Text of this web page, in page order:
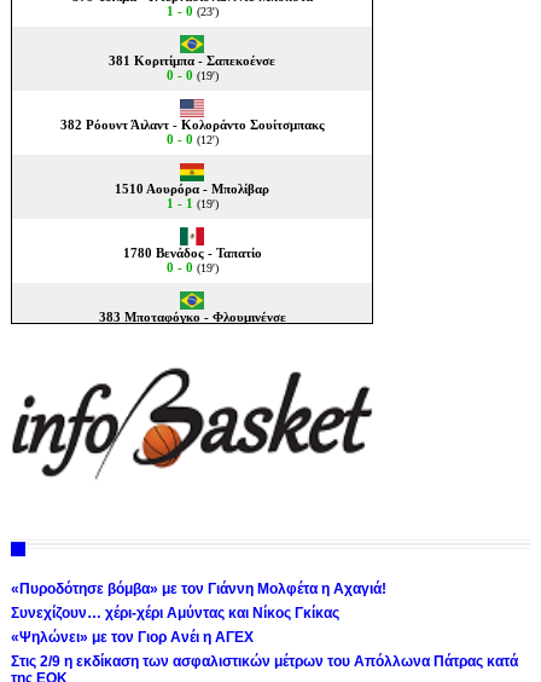
«Πυροδότησε βόμβα» με τον Γιάννη Μολφέτα η Αχαγιά!
Συνεχίζουν… χέρι-χέρι Αμύντας και Νίκος Γκίκας
«Ψηλώνει» με τον Γιορ Ανέι η ΑΓΕΧ
Στις 2/9 η εκδίκαση των ασφαλιστικών μέτρων του Απόλλωνα Πάτρας κατά
της ΕΟΚ